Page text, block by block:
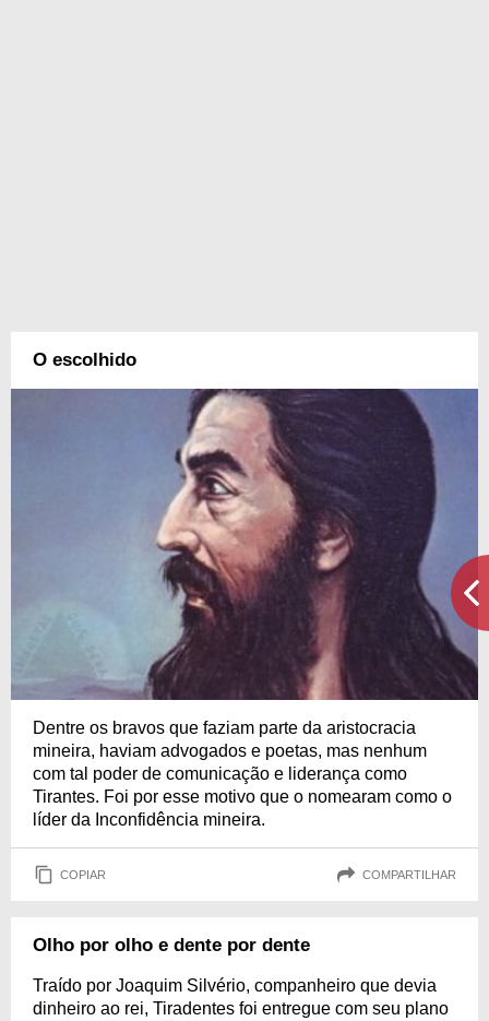
O escolhido
Dentre os bravos que faziam parte da aristocracia
mineira, haviam advogados e poetas, mas nenhum
com tal poder de comunicação e liderança como
Tirantes. Foi por esse motivo que o nomearam como o
líder da Inconfidência mineira.
COPIAR COMPARTILHAR
Olho por olho e dente por dente
Traído por Joaquim Silvério, companheiro que devia
dinheiro ao rei, Tiradentes foi entregue com seu plano